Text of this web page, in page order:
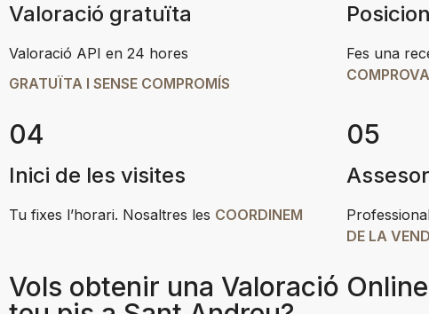
Valoració gratuïta
Valoració API en 24 hores
GRATUÏTA I SENSE COMPROMÍS
Fes una
04
Inici de les visites
Tu fixes l’horari. Nosaltres les COORDINEM
05
DE LA
Vols obtenir una Valoració